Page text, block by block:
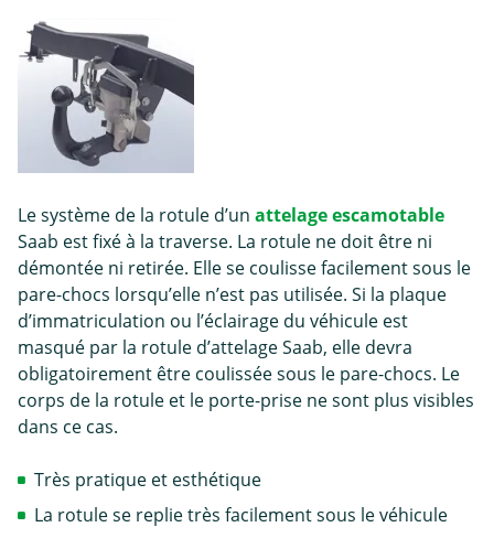
Le système de la rotule d’un attelage escamotable
Saab est fixé à la traverse. La rotule ne doit être ni
démontée ni retirée. Elle se coulisse facilement sous le
pare-chocs lorsqu’elle n’est pas utilisée. Si la plaque
d’immatriculation ou l’éclairage du véhicule est
masqué par la rotule d’attelage Saab, elle devra
obligatoirement être coulissée sous le pare-chocs. Le
corps de la rotule et le porte-prise ne sont plus visibles
dans ce cas.
Très pratique et esthétique
La rotule se replie très facilement sous le véhicule